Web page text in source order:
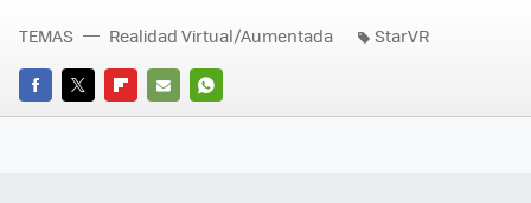
FACEBOOK
TWITTERFLIPBOARD
E-
WHATSAPP
TEMAS Realidad Virtual/Aumentada StarVR